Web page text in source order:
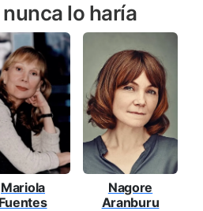
lo haría
Mariola
Fuentes
Nagore
Aranburu